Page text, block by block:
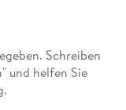
Schreiben
und helfen Sie